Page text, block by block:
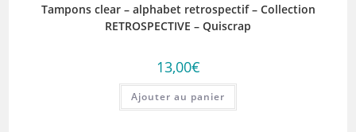
Tampons clear – alphabet retrospectif – Collection
RETROSPECTIVE – Quiscrap
13,00€
Ajouter au panier